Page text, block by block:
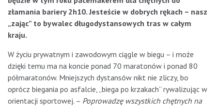
złamania bariery 2h10. Jesteście w dobrych rękach – nasz
„zając” to bywalec długodystansowych tras w całym
kraju.
W życiu prywatnym i zawodowym ciągle w biegu – i może
dzięki temu ma na koncie ponad 70 maratonów i ponad 80
półmaratonów. Mniejszych dystansów nikt nie zliczy, bo
oprócz biegania po asfalcie, „biega po krzakach” rywalizując w
orientacji sportowej. – Poprowadzę wszystkich chętnych na